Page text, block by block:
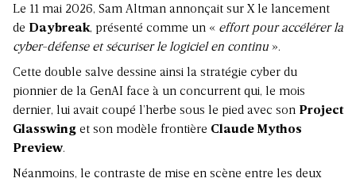
Le 11 mai 2026, Sam Altman annonçait sur X le lancement
de Daybreak, présenté comme un « effort pour accélérer la
cyber-défense et sécuriser le logiciel en continu ».
Cette double salve dessine ainsi la stratégie cyber du
pionnier de la GenAI face à un concurrent qui, le mois
dernier, lui avait coupé l’herbe sous le pied avec son Project
Glasswing et son modèle frontière Claude Mythos
Preview.
Néanmoins, le contraste de mise en scène entre les deux